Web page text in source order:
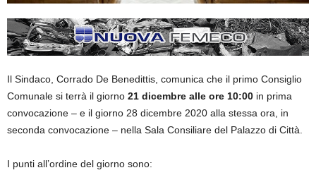
Il Sindaco, Corrado De Benedittis, comunica che il primo Consiglio
Comunale si terrà il giorno 21 dicembre alle ore 10:00 in prima
convocazione – e il giorno 28 dicembre 2020 alla stessa ora, in
seconda convocazione – nella Sala Consiliare del Palazzo di Città.
I punti all’ordine del giorno sono: